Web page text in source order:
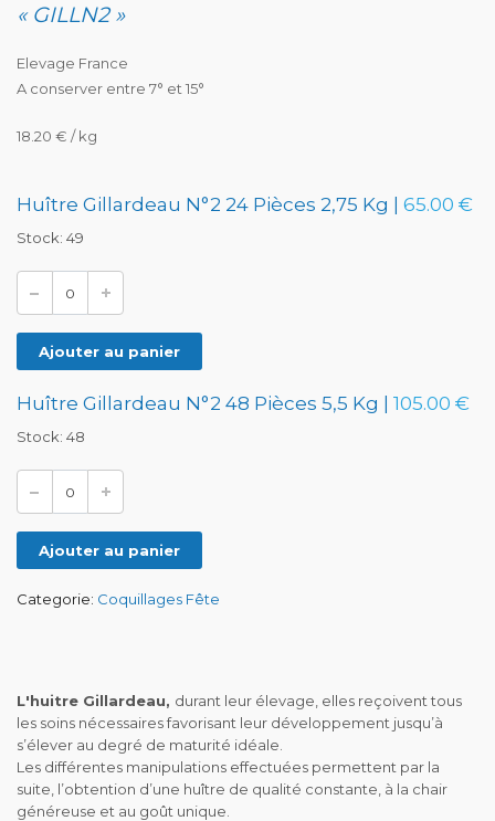
« GILLN2 »
Elevage France
A conserver entre 7° et 15°
18.20 € / kg
Huître Gillardeau N°2 24 Pièces 2,75 Kg | 65.00 €
Stock: 49
Ajouter au panier
Huître Gillardeau N°2 48 Pièces 5,5 Kg | 105.00 €
Stock: 48
Ajouter au panier
Categorie: Coquillages Fête
L'huitre Gillardeau, durant leur élevage, elles reçoivent tous
les soins nécessaires favorisant leur développement jusqu’à
s’élever au degré de maturité idéale.
Les différentes manipulations effectuées permettent par la
suite, l’obtention d’une huître de qualité constante, à la chair
généreuse et au goût unique.